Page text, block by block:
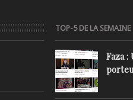
TOP-5 DE LA SEMAINE
Faza :